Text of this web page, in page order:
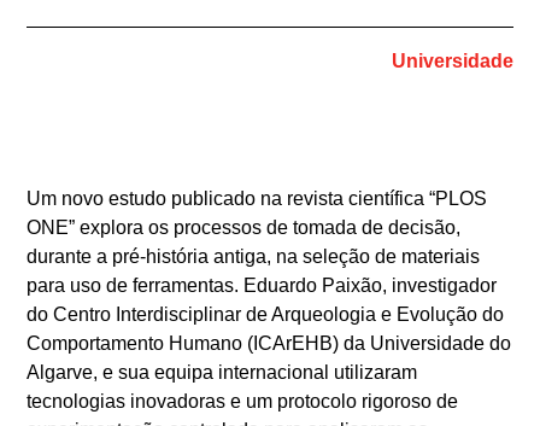
Universidade
Um novo estudo publicado na revista científica “PLOS
ONE” explora os processos de tomada de decisão,
durante a pré-história antiga, na seleção de materiais
para uso de ferramentas. Eduardo Paixão, investigador
do Centro Interdisciplinar de Arqueologia e Evolução do
Comportamento Humano (ICArEHB) da Universidade do
Algarve, e sua equipa internacional utilizaram
tecnologias inovadoras e um protocolo rigoroso de